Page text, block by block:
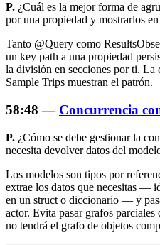
P. ¿Cuál es la mejor forma de
por una propiedad y mostrarlos en
Tanto @Query como
un key path a una propiedad
la división en secciones por ti. La
Sample Trips muestran el patrón.
58:48 — Concurrencia
P. ¿Cómo se debe gestionar la
necesita devolver datos del
Los modelos son tipos por
extrae los datos que necesitas —
en un struct o diccionario — y
actor. Evita pasar grafos
no tendrá el grafo de objetos